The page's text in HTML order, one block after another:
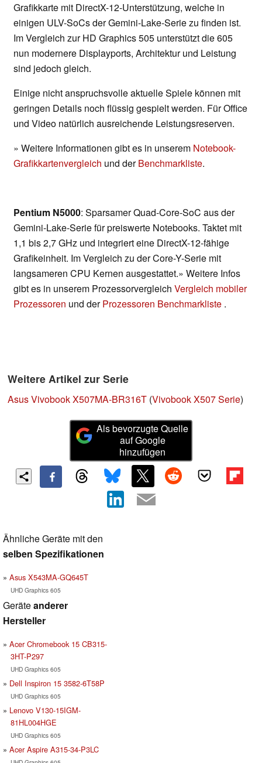
Grafikkarte mit DirectX-12-Unterstützung, welche in
einigen ULV-SoCs der Gemini-Lake-Serie zu finden ist.
Im Vergleich zur HD Graphics 505 unterstützt die 605
nun modernere Displayports, Architektur und Leistung
sind jedoch gleich.
Einige nicht anspruchsvolle aktuelle Spiele können mit
geringen Details noch flüssig gespielt werden. Für Office
und Video natürlich ausreichende Leistungsreserven.
» Weitere Informationen gibt es in unserem Notebook-
Grafikkartenvergleich und derBenchmarkliste.
Pentium N5000: Sparsamer Quad-Core-SoC aus der
Gemini-Lake-Serie für preiswerte Notebooks. Taktet mit
1,1 bis 2,7 GHz und integriert eine DirectX-12-fähige
Grafikeinheit. Im Vergleich zu der Core-Y-Serie mit
langsameren CPU Kernen ausgestattet.» Weitere Infos
gibt es in unserem Prozessorvergleich Vergleich mobiler
Prozessoren und derProzessoren Benchmarkliste .
Weitere Artikel zur Serie
Asus Vivobook X507MA-BR316T (Vivobook X507 Serie)
Als bevorzugte Quelle
auf Google
hinzufügen
Ähnliche Geräte mit den
selben Spezifikationen
Asus X543MA-GQ645T
UHD Graphics 605
Geräteanderer
Hersteller
Acer Chromebook 15 CB315-
3HT-P297
UHD Graphics 605
Dell Inspiron 15 3582-6T58P
UHD Graphics 605
Lenovo V130-15IGM-
81HL004HGE
UHD Graphics 605
Acer Aspire A315-34-P3LC